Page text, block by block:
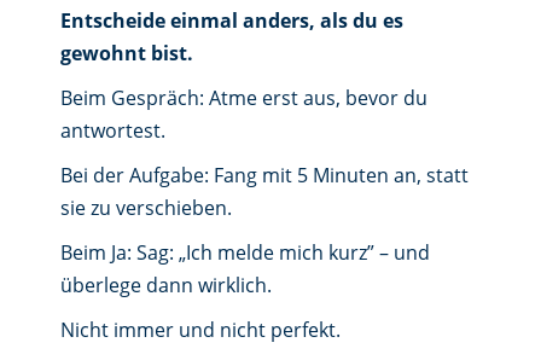
Entscheide einmal anders, als du es
gewohnt bist.
Beim Gespräch: Atme erst aus, bevor du
antwortest.
Bei der Aufgabe: Fang mit 5 Minuten an, statt
sie zu verschieben.
Beim Ja: Sag: „Ich melde mich kurz” – und
überlege dann wirklich.
Nicht immer und nicht perfekt.